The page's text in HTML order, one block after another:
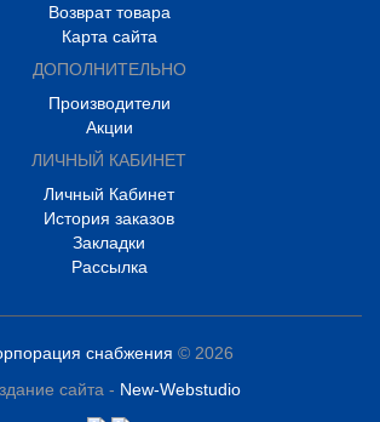
Возврат товара
Карта сайта
ДОПОЛНИТЕЛЬНО
Производители
Акции
ЛИЧНЫЙ КАБИНЕТ
Личный Кабинет
История заказов
Закладки
Рассылка
снабжения © 2026
сайта - New-Webstudio